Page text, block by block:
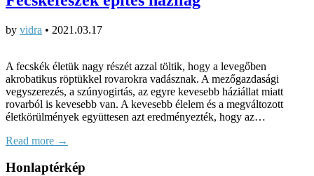
by vidra • 2021.03.17
A fecskék életük nagy részét azzal töltik, hogy a levegőben
akrobatikus röptükkel rovarokra vadásznak. A mezőgazdasági
vegyszerezés, a szúnyogirtás, az egyre kevesebb háziállat miatt
rovarból is kevesebb van. A kevesebb élelem és a megváltozott
életkörülmények együttesen azt eredményezték, hogy az…
Read more →
Honlaptérkép